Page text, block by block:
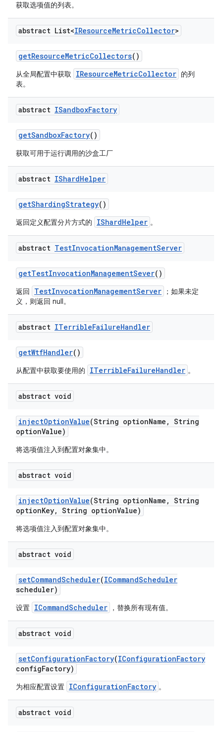
获取选项值的列表。
abstract List<IResourceMetricCollector>
getResourceMetricCollectors()
从全局配置中获取 IResourceMetricCollector 的列
表。
abstract ISandboxFactory
getSandboxFactory()
获取可用于运行调用的沙盒工厂
abstract IShardHelper
getShardingStrategy()
返回定义配置分片方式的 IShardHelper 。
abstract TestInvocationManagementServer
getTestInvocationManagementSever()
返回 TestInvocationManagementServer
；如果未定
义，则返回 null。
abstract ITerribleFailureHandler
getWtfHandler()
从配置中获取要使用的 ITerribleFailureHandler 。
abstract void
injectOptionValue(String optionName , String
optionValue)
将选项值注入到配置对象集中。
abstract void
injectOptionValue(String optionName , String
optionKey, String optionValue)
将选项值注入到配置对象集中。
abstract void
setCommandScheduler(ICommandScheduler
scheduler)
设置 ICommandScheduler ，替换所有现有值。
abstract void
setConfigurationFactory(IConfigurationFactory
configFactory)
为相应配置设置 IConfigurationFactory 。
abstract void